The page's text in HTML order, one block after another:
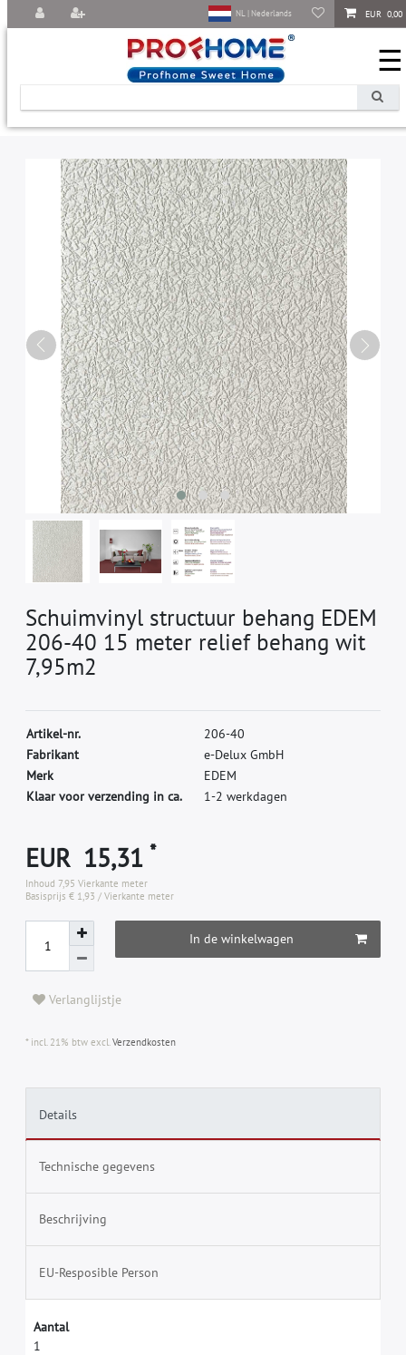
EUR 0,00
NL | Nederlands
☰
Schuimvinyl structuur behang EDEM
206-40 15 meter relief behang wit
7,95m2
Artikel-nr. 206-40
Fabrikant e-Delux GmbH
Merk EDEM
Klaar voor verzending in ca.
1-2 werkdagen
EUR 15,31*
Inhoud7,95Vierkante meter
Basisprijs€ 1,93 / Vierkante meter
In de winkelwagen
Verlanglijstje
* incl. 21% btw excl.Verzendkosten
Details
Technische gegevens
Beschrijving
EU-Resposible Person
Aantal
1